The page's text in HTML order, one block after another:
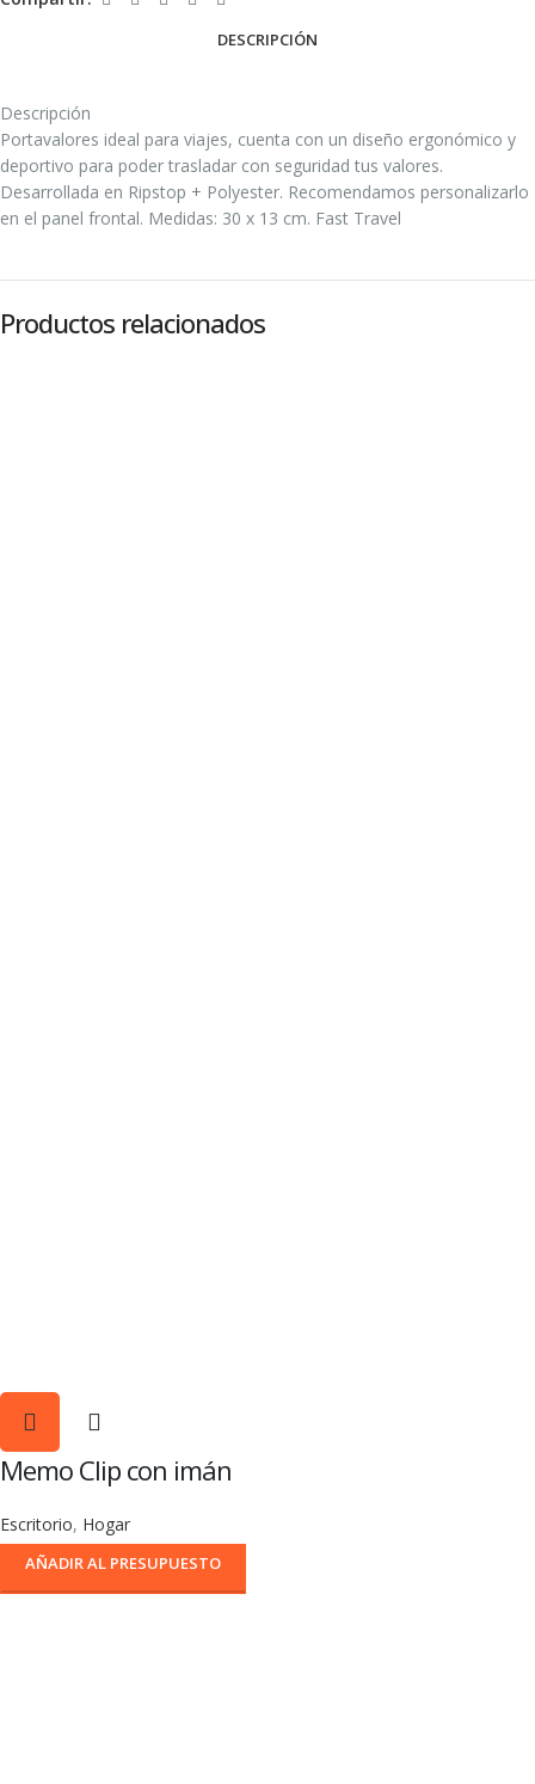
DESCRIPCIÓN
Descripción
Portavalores ideal para viajes, cuenta con un diseño ergonómico y
deportivo para poder trasladar con seguridad tus valores.
Desarrollada en Ripstop + Polyester. Recomendamos personalizarlo
en el panel frontal. Medidas: 30 x 13 cm. Fast Travel
Productos relacionados
Memo Clip con imán
Escritorio, Hogar
AÑADIR AL PRESUPUESTO